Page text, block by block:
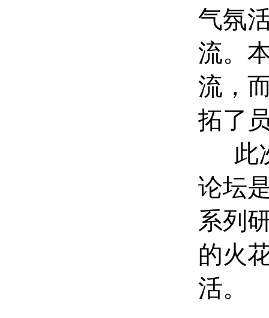
气氛
流。
流，
拓了
此次
论坛
系列
的火
活。